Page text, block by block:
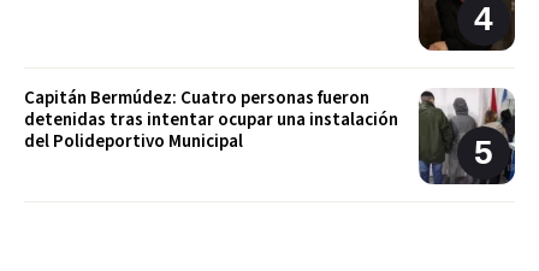
Capitán Bermúdez: Cuatro personas fueron
detenidas tras intentar ocupar una instalación
del Polideportivo Municipal